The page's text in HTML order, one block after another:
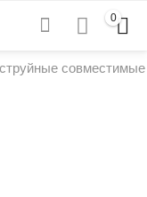
0